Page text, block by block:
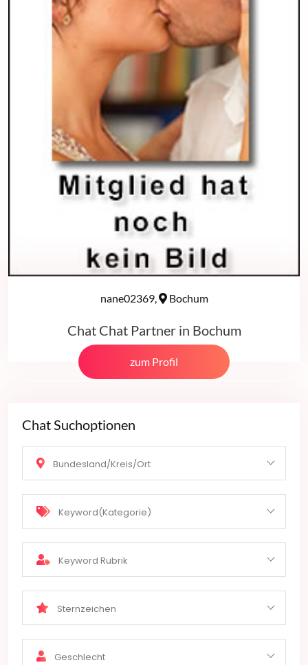
nane02369, Bochum
Chat Chat Partner in Bochum
zum Profil
Chat Suchoptionen
Bundesland/Kreis/Ort
Keyword(Kategorie)
Keyword Rubrik
Sternzeichen
Geschlecht